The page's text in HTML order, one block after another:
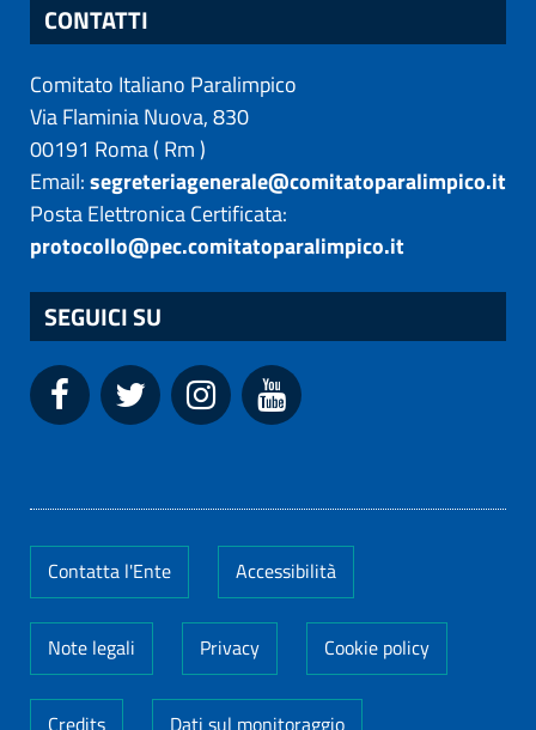
CONTATTI
Comitato Italiano Paralimpico
Via Flaminia Nuova, 830
00191 Roma( Rm)
Email:segreteriagenerale@comitatoparalimpico.it
Posta Elettronica Certificata:
protocollo@pec.comitatoparalimpico.it
SEGUICI SU
Contatta l'Ente Accessibilità
Note legali Privacy Cookie policy
Credits Dati sul monitoraggio